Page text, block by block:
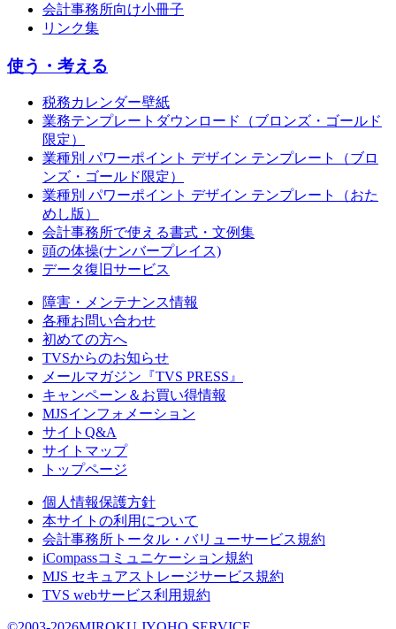
会計事務所向け小冊子
リンク集
使う・考える
税務カレンダー壁紙
業務テンプレートダウンロード（ブロンズ・ゴールド
限定）
業種別 パワーポイント デザイン テンプレート（ブロ
ンズ・ゴールド限定）
業種別 パワーポイント デザイン テンプレート（おた
めし版）
会計事務所で使える書式・文例集
頭の体操(ナンバープレイス)
データ復旧サービス
障害・メンテナンス情報
各種お問い合わせ
初めての方へ
TVSからのお知らせ
メールマガジン『TVS PRESS』
キャンペーン＆お買い得情報
MJSインフォメーション
サイトQ&A
サイトマップ
トップページ
個人情報保護方針
本サイトの利用について
会計事務所トータル・バリューサービス規約
iCompassコミュニケーション規約
MJS セキュアストレージサービス規約
TVS webサービス利用規約